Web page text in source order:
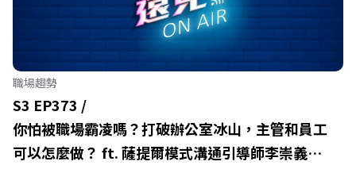
十年的發展藍圖！ 🔺翁章梁縣長如何攜手團隊，在大牌林
立的科技版圖中搶先卡位亞創中心？🔺品牌如何雙重升級，
化傳統作物為高價值的精品品牌？🔺如何將自身的失敗學，
轉化為凝聚團隊與縣民認同感的力量？🔺在迎向黃金十年的
新局下，嘉義如何打造子弟能安心安居的未來？ 主持人／
遠見雜誌副社長兼遠見智庫總編輯 李建興 與談人／嘉義縣
縣長 翁章梁、立法委員 蔡易餘、財信傳媒集團董事長 謝金
河、紙風車劇團創辦人 李永豐、嘉義縣人力發展所所長 許
職場趨勢
S3 EP373 /
你怕被職場霸凌嗎？打破辦公室冰山，主管和員工
可以怎麼做？ ft. 薩提爾模式溝通引導師李崇義、